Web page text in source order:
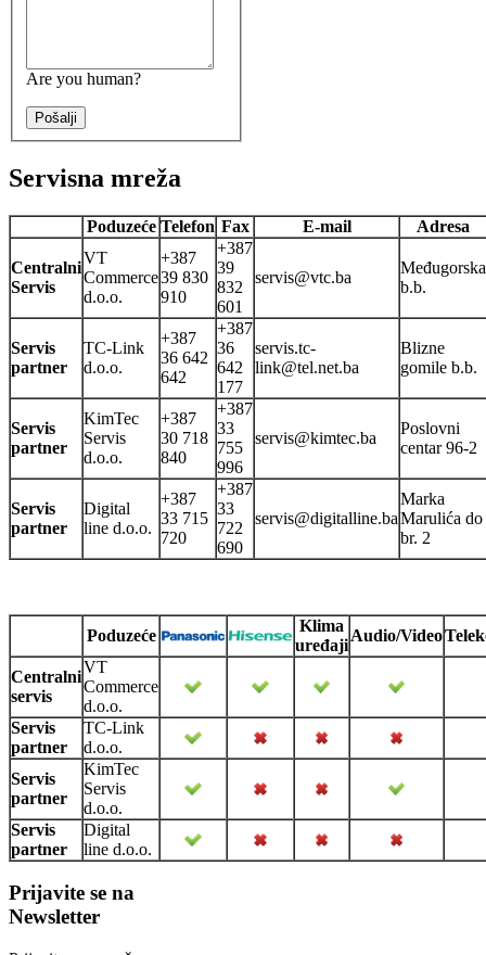
Are you human?
Pošalji
Servisna mreža
Poduzeće Telefon Fax E-mail Adresa
Centralni
Servis
VT
Commerce
d.o.o.
+387
39 830
910
+387
39
832
601
servis@vtc.ba
Međugorska
b.b.
Servis
partner
TC-Link
d.o.o.
+387
36 642
642
+387
36
642
177
servis.tc-
link@tel.net.ba
Blizne
gomile b.b.
Servis
partner
KimTec
Servis
d.o.o.
+387
30 718
840
+387
33
755
996
servis@kimtec.ba
Poslovni
centar 96-2
Servis
partner
Digital
line d.o.o.
+387
33 715
720
+387
33
722
690
servis@digitalline.ba
Marka
Marulića do
br. 2
Poduzeće
Klima
uređaji
Audio/Video
Centralni
servis
VT
Commerce
d.o.o.
Servis
partner
TC-Link
d.o.o.
Servis
partner
KimTec
Servis
d.o.o.
Servis
partner
Digital
line d.o.o.
Prijavite se na
Newsletter